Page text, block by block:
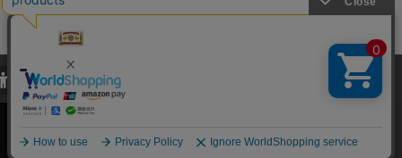
Copyright©2000-2026
Nakagawa Masashichi Shoten All Rights Reserved.
当サイトでは、当サイト内における閲覧履歴・属性情報などの取得およ
び利便性向上のためにクッキー（Cookie）を使用いたします。詳細に
関しては「プライバシーポリシー
承諾する